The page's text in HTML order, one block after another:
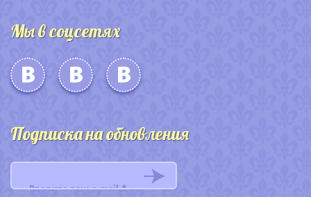
Мы в соцсетях
Подписка на обновления